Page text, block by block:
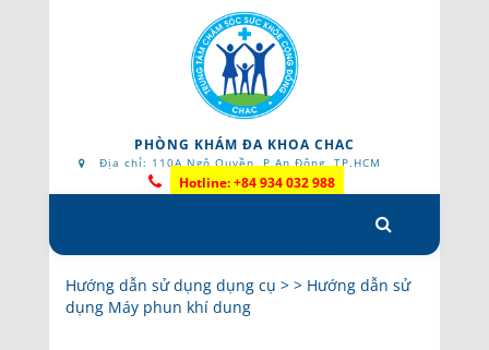
PHÒNG KHÁM ĐA KHOA CHAC
Địa chỉ: 110A Ngô Quyền, P.An Đông, TP.HCM
Hotline: +84 934 032 988
to
content
Hướng dẫn sử dụng dụng cụ > > Hướng dẫn sử
dụng Máy phun khí dung